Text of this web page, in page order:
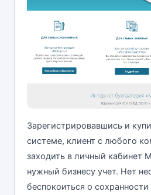
Зарегистрировавшись и
системе, клиент с любого
заходить в личный кабинет
нужный бизнесу учет. Нет
беспокоиться о